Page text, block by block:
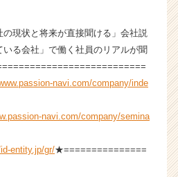
現状と将来が直接聞ける」会社説
る会社」で働く社員のリアルが聞
navi.com/company/inde
navi.com/company/semina
entity.jp/gr/★===============